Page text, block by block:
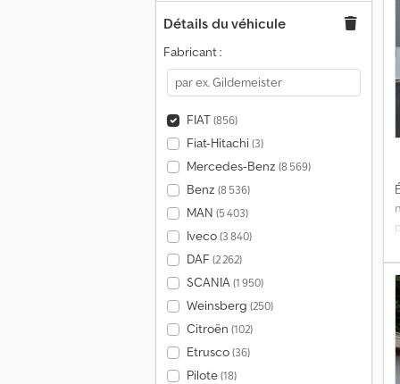
Détails du véhicule
Fabricant :
FIAT(856)
Fiat-Hitachi(3)
Mercedes-Benz (8 569)
Benz (8 536)
MAN (5 403)
Iveco(3 840)
DAF (2 262)
SCANIA(1 950)
Weinsberg (250)
Citroën (102)
Etrusco(36)
Pilote(18)